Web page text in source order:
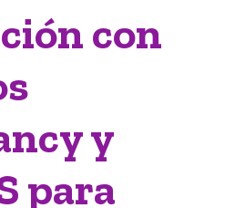
con
y
para